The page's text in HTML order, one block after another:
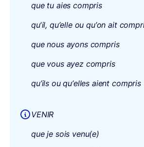
que tu aies compris
qu’il, qu’elle ou qu’on ait
que nous ayons compris
que vous ayez compris
qu’ils ou qu’elles aient compris
VENIR
que je sois venu(e)